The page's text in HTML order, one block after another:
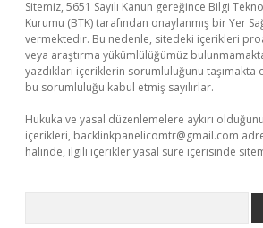
Sitemiz, 5651 Sayılı Kanun gereğince Bilgi
Kurumu (BTK) tarafından onaylanmış bir Yer
vermektedir. Bu nedenle, sitedeki içerikleri
veya araştırma yükümlülüğümüz
yazdıkları içeriklerin sorumluluğunu
bu sorumluluğu kabul etmiş sayılırlar.
Hukuka ve yasal düzenlemelere aykırı
içerikleri, backlinkpanelicomtr@gmail.com
halinde, ilgili içerikler yasal süre içerisinde